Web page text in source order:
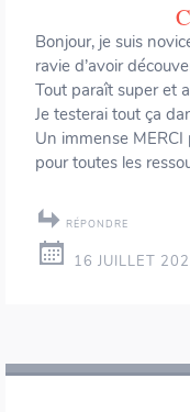
Bonjour, je suis
ravie d’avoir
Tout paraît super et
Je testerai tout ça
Un immense
pour toutes les
RÉPONDRE
16 JUILLET